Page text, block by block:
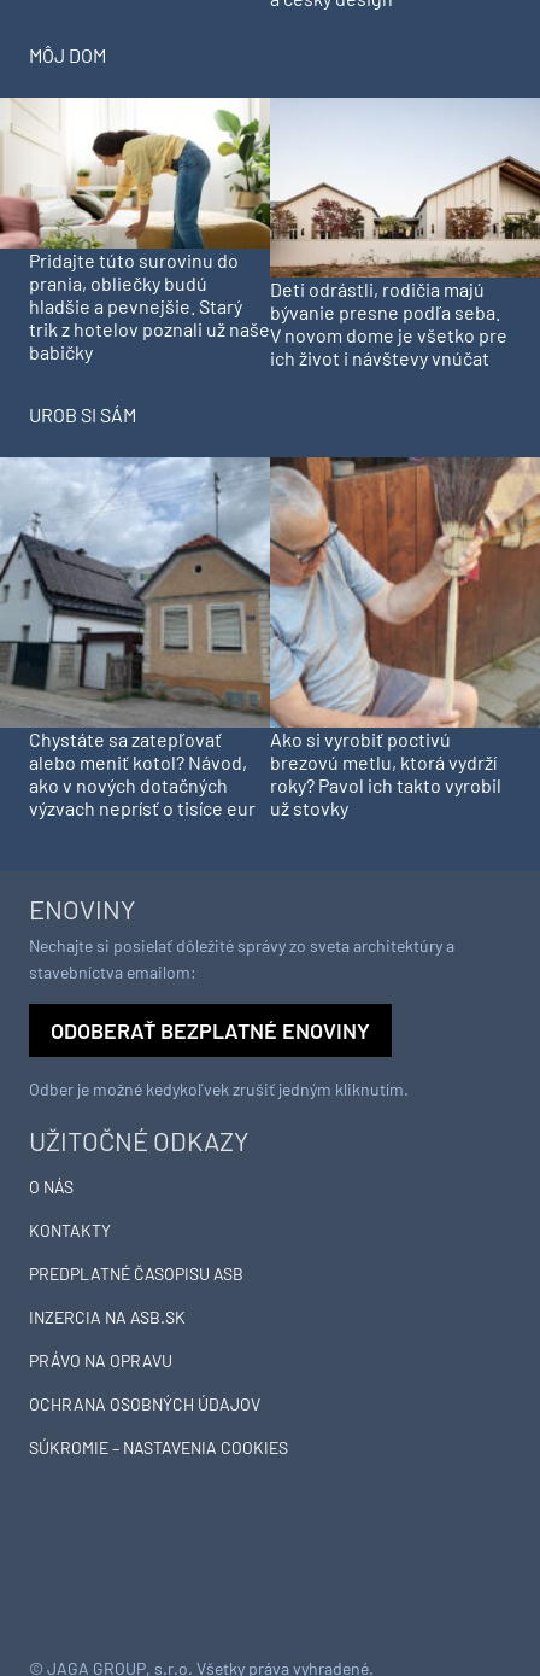
MÔJ DOM
Pridajte túto surovinu do
prania, obliečky budú
hladšie a pevnejšie. Starý
trik z hotelov poznali už naše
babičky
Deti odrástli, rodičia majú
bývanie presne podľa seba.
V novom dome je všetko pre
ich život i návštevy vnúčat
UROB SI SÁM
Chystáte sa zatepľovať
alebo meniť kotol? Návod,
ako v nových dotačných
výzvach neprísť o tisíce eur
Ako si vyrobiť poctivú
brezovú metlu, ktorá vydrží
roky? Pavol ich takto vyrobil
už stovky
© JAGA GROUP, s.r.o. Všetky práva vyhradené.
UŽITOČNÉ ODKAZY
O NÁS
KONTAKTY
PREDPLATNÉ ČASOPISU ASB
INZERCIA NA ASB.SK
PRÁVO NA OPRAVU
OCHRANA OSOBNÝCH ÚDAJOV
SÚKROMIE – NASTAVENIA COOKIES
ENOVINY
Nechajte si posielať dôležité správy zo sveta architektúry a
stavebníctva emailom:
ODOBERAŤ BEZPLATNÉ ENOVINY
Odber je možné kedykoľvek zrušiť jedným kliknutím.